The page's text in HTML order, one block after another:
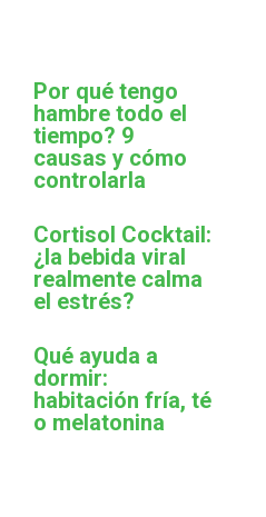
Por qué tengo
hambre todo el
tiempo? 9
causas y cómo
controlarla
Cortisol Cocktail:
¿la bebida viral
realmente calma
el estrés?
Qué ayuda a
dormir:
habitación fría, té
o melatonina